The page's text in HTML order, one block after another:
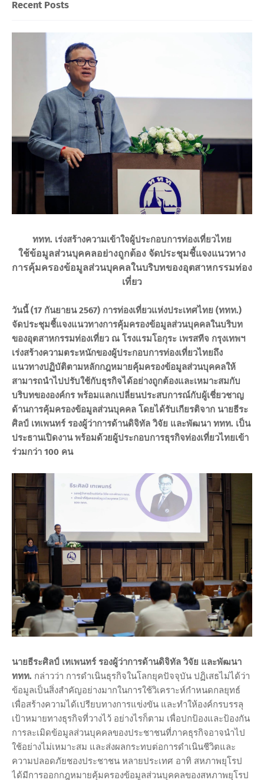
Recent Posts
ททท. เร่งสร้างความเข้าใจผู้ประกอบการท่องเที่ยวไทย
ใช้ข้อมูลส่วนบุคคลอย่างถูกต้อง จัดประชุมชี้แจงแนวทาง
การคุ้มครองข้อมูลส่วนบุคคลในบริบทของอุตสาหกรรมท่อง
เที่ยว
วันนี้ (17 กันยายน 2567) การท่องเที่ยวแห่งประเทศไทย (ททท.)
จัดประชุมชี้แจงแนวทางการคุ้มครองข้อมูลส่วนบุคคลในบริบท
ของอุตสาหกรรมท่องเที่ยว ณ โรงแรมโอกุระ เพรสทีจ กรุงเทพฯ
เร่งสร้างความตระหนักของผู้ประกอบการท่องเที่ยวไทยถึง
แนวทางปฏิบัติตามหลักกฎหมายคุ้มครองข้อมูลส่วนบุคคลให้
สามารถนำไปปรับใช้กับธุรกิจได้อย่างถูกต้องและเหมาะสมกับ
บริบทขององค์กร พร้อมแลกเปลี่ยนประสบการณ์กับผู้เชี่ยวชาญ
ด้านการคุ้มครองข้อมูลส่วนบุคคล โดยได้รับเกียรติจาก นายธีระ
ศิลป์ เทเพนทร์ รองผู้ว่าการด้านดิจิทัล วิจัย และพัฒนา ททท. เป็น
ประธานเปิดงาน พร้อมด้วยผู้ประกอบการธุรกิจท่องเที่ยวไทยเข้า
ร่วมกว่า 100 คน
นายธีระศิลป์ เทเพนทร์ รองผู้ว่าการด้านดิจิทัล วิจัย และพัฒนา
ททท. กล่าวว่า การดำเนินธุรกิจในโลกยุคปัจจุบัน ปฏิเสธไม่ได้ว่า
ข้อมูลเป็นสิ่งสำคัญอย่างมากในการใช้วิเคราะห์กำหนดกลยุทธ์
เพื่อสร้างความได้เปรียบทางการแข่งขัน และทำให้องค์กรบรรลุ
เป้าหมายทางธุรกิจที่วางไว้ อย่างไรก็ตาม เพื่อปกป้องและป้องกัน
การละเมิดข้อมูลส่วนบุคคลของประชาชนที่ภาคธุรกิจอาจนำไป
ใช้อย่างไม่เหมาะสม และส่งผลกระทบต่อการดำเนินชีวิตและ
ความปลอดภัยชองประชาชน หลายประเทศ อาทิ สหภาพยุโรป
ได้มีการออกกฎหมายคุ้มครองข้อมูลส่วนบุคคลของสหภาพยุโรป